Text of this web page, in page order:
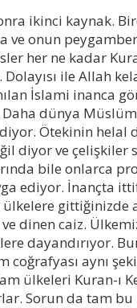
ikinci kaynak.
ve onun
her ne kadar
ile Allah
İslami inanca
dünya
Ötekinin helal
diyor ve çelişkiler
bile onlarca
ediyor. İnançta
ülkelere gittiğinizde
dinen caiz.
dayandırıyor.
aynı
ülkeleri Kuran-ı
Sorun da tam bu